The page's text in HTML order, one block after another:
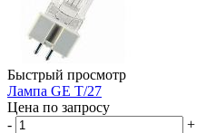
Быстрый просмотр
Лампа GE T/27
Цена по запросу
-
+